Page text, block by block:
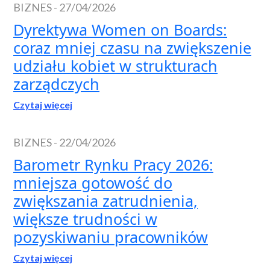
BIZNES- 27/04/2026
Dyrektywa Women on Boards:
coraz mniej czasu na zwiększenie
udziału kobiet w strukturach
zarządczych
Czytaj więcej
BIZNES- 22/04/2026
Barometr Rynku Pracy 2026:
mniejsza gotowość do
zwiększania zatrudnienia,
większe trudności w
pozyskiwaniu pracowników
Czytaj więcej